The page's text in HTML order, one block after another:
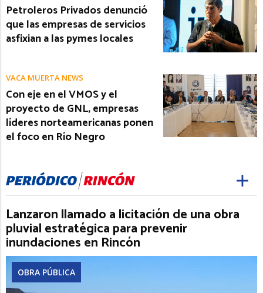
Petroleros Privados denunció
que las empresas de servicios
asfixian a las pymes locales
VACA MUERTA NEWS
Con eje en el VMOS y el
proyecto de GNL, empresas
líderes norteamericanas ponen
el foco en Río Negro
Lanzaron llamado a licitación de una obra
pluvial estratégica para prevenir
inundaciones en Rincón
OBRA PÚBLICA